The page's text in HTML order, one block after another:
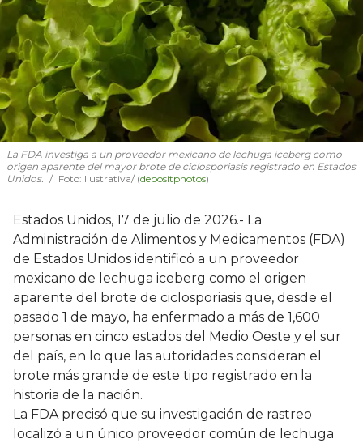
La FDA investiga a un proveedor mexicano de lechuga iceberg como
origen aparente del mayor brote de ciclosporiasis registrado en Estados
Unidos.
Foto: Ilustrativa/ (depositphotos)
Estados Unidos, 17 de julio de 2026.- La
Administración de Alimentos y Medicamentos (FDA)
de Estados Unidos identificó a un proveedor
mexicano de lechuga iceberg como el origen
aparente del brote de ciclosporiasis que, desde el
pasado 1 de mayo, ha enfermado a más de 1,600
personas en cinco estados del Medio Oeste y el sur
del país, en lo que las autoridades consideran el
brote más grande de este tipo registrado en la
historia de la nación.
La FDA precisó que su investigación de rastreo
localizó a un único proveedor común de lechuga